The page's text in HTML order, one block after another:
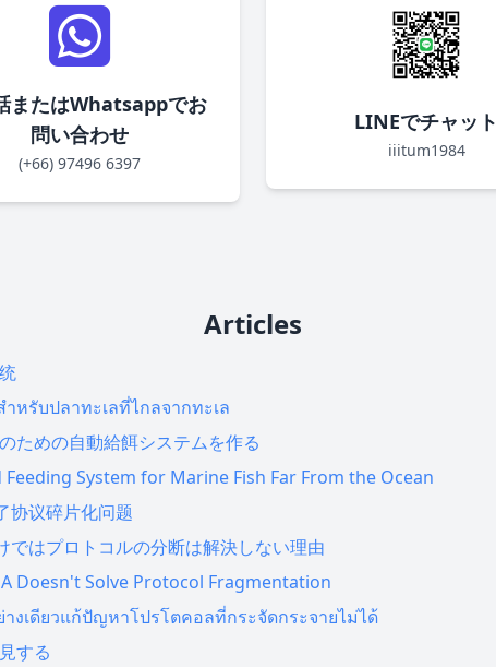
またはWhatsappでお
問い合わせ
(+66) 97496 6397
LINEでチャット
iiitum1984
Articles
หรับปลาทะเลที่ไกลจากทะเล
ための自動給餌システムを作る
System for Marine Fish Far From the Ocean
协议碎片化问题
はプロトコルの分断は解決しない理由
Doesn't Solve Protocol Fragmentation
งเดียวแก้ปัญหาโปรโตคอลที่กระจัดกระจายไม่ได้
する